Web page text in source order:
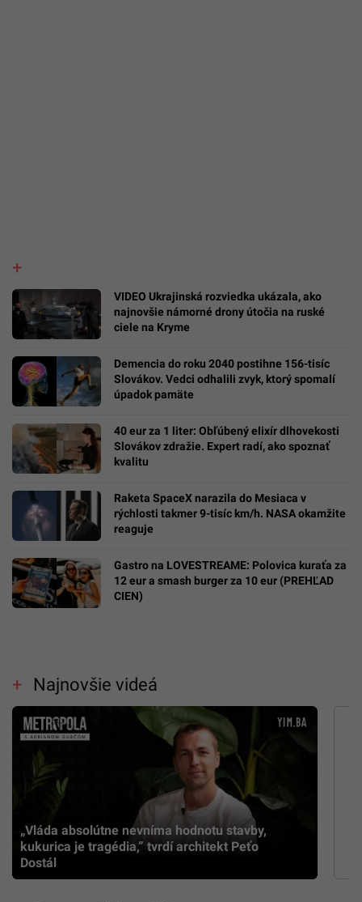
VIDEO Ukrajinská rozviedka ukázala, ako
najnovšie námorné drony útočia na ruské
ciele na Kryme
Demencia do roku 2040 postihne 156-tisíc
Slovákov. Vedci odhalili zvyk, ktorý spomalí
úpadok pamäte
40 eur za 1 liter: Obľúbený elixír dlhovekosti
Slovákov zdražie. Expert radí, ako spoznať
kvalitu
Raketa SpaceX narazila do Mesiaca v
rýchlosti takmer 9-tisíc km/h. NASA okamžite
reaguje
Gastro na LOVESTREAME: Polovica kuraťa za
12 eur a smash burger za 10 eur (PREHĽAD
CIEN)
Najnovšie videá
„Vláda absolútne nevníma hodnotu stavby,
kukurica je tragédia,” tvrdí architekt Peťo
Dostál